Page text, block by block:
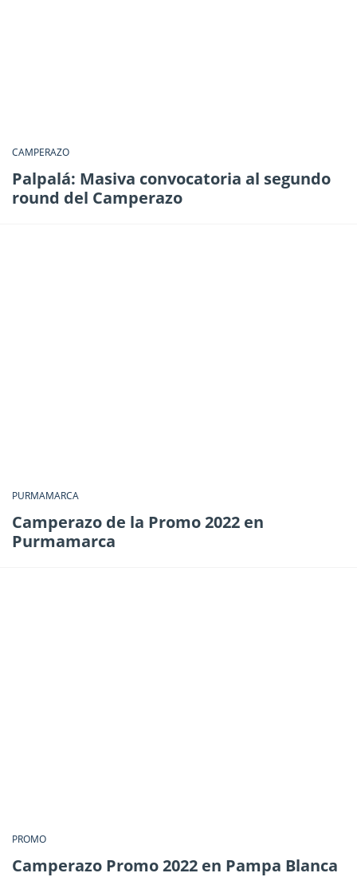
CAMPERAZO
Palpalá: Masiva convocatoria al segundo
round del Camperazo
PURMAMARCA
Camperazo de la Promo 2022 en
Purmamarca
PROMO
Camperazo Promo 2022 en Pampa Blanca